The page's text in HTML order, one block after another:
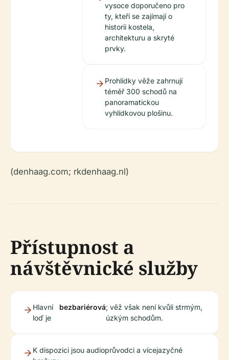
vysoce doporučeno pro
ty, kteří se zajímají o
historii kostela,
architekturu a skryté
prvky.
Prohlídky věže zahrnují
téměř 300 schodů na
panoramatickou
vyhlídkovou plošinu.
(denhaag.com; rkdenhaag.nl)
Přístupnost a
návštěvnické služby
Hlavní
loď je
bezbariérová; věž však není kvůli strmým,
úzkým schodům.
K dispozici jsou audioprůvodci a vícejazyčné